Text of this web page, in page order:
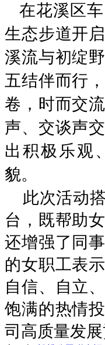
在花溪区
生态步道开
溪流与初绽
五结伴而行
卷，时而交
声、交谈声
出积极乐观
貌。
此次活动
台，既帮助
还增强了同
的女职工表
自信、自立
饱满的热情
司高质量发展